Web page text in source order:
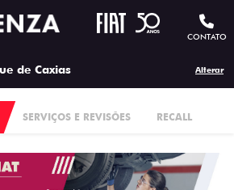
CONTATO
de Caxias Alterar
SERVIÇOS E REVISÕES RECALL